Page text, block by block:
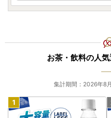
除額[50万円]
：その収入を得るために
として支出した金額は含まれ
[特別控除額]：[A]－[B]と50
計算式で算出された一時所
総所得金額に算入されます。
【ふるさと納税の“詐欺サイ
自治体のふるさと納税サイ
お茶・飲料の人
集計期間：2026年8